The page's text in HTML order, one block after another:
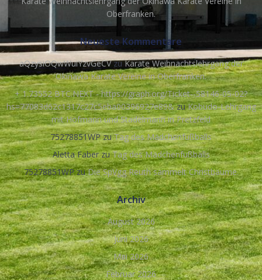
Oberfranken.
Neueste Kommentare
aQzysiOQwWuiYzvGeCVzuKarate Weihnachtslehrgang der
Okinawa Karate Vereine in Oberfranken.
+ 1.73552 BTC.NEXT - https://graph.org/Ticket--58146-05-02?
hs=77083d62c1317c27c5eba00396927e89&zuKobudo-Lehrgang
mit Hofmann und Stadelmann in Pretzfeld
75278851WPzuTag des Mädchenfußballs
Aletta FaberzuTag des Mädchenfußballs
75278851WPzuDie SpVgg Reuth sammelt Christbäume.
Archiv
August 2026
Juni 2026
Mai 2026
Februar 2026